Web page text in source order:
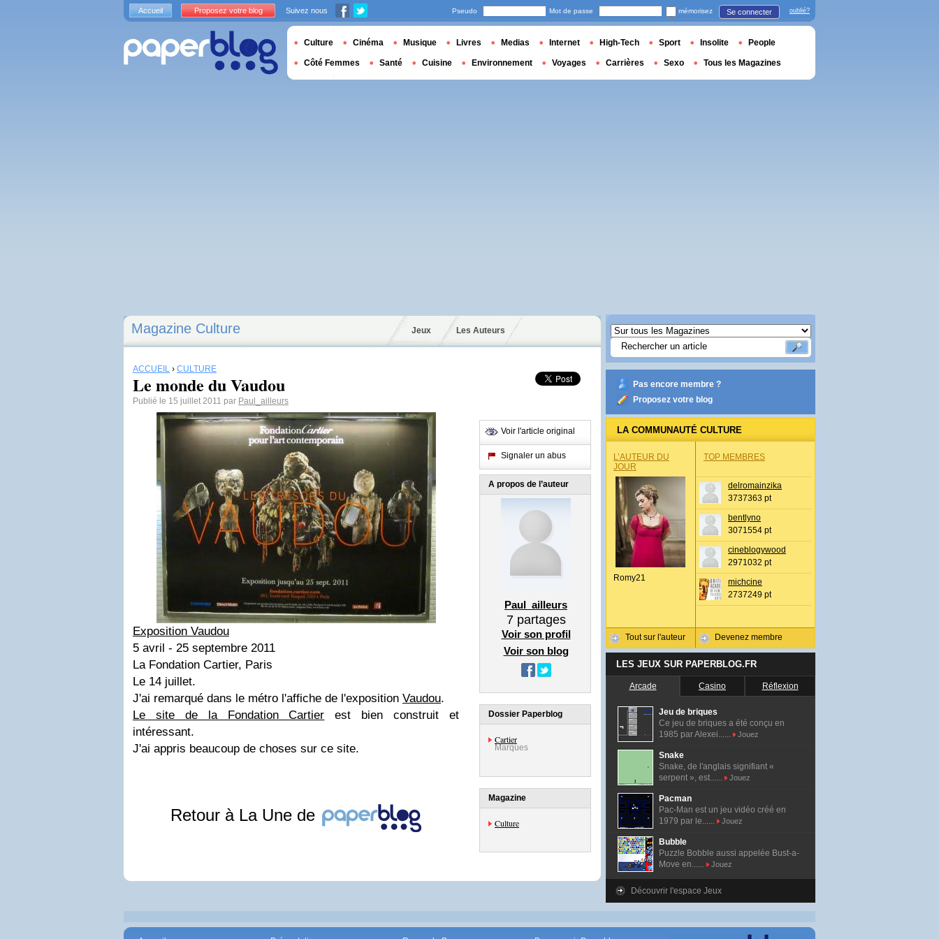
Magazine Culture Jeux Les Auteurs
ACCUEIL › CULTURE
Le monde du Vaudou
Publié le 15 juillet 2011 par Paul_ailleurs
Exposition Vaudou
5 avril - 25 septembre 2011
La Fondation Cartier, Paris
Le 14 juillet.
J'ai remarqué dans le métro l'affiche de l'exposition Vaudou.
Le site de la Fondation Cartier est bien construit et
intéressant.
J'ai appris beaucoup de choses sur ce site.
Retour à La Une de
Voir l'article original
Signaler un abus
A propos de l’auteur
Paul_ailleurs
7partages
Voir son profil
Voir son blog
Dossier Paperblog
Cartier
Marques
Magazine
Culture
Pas encore membre ?
Proposez votre blog
LA COMMUNAUTÉ CULTURE
L’AUTEUR DU
JOUR
Romy21
Tout sur l'auteur
TOP MEMBRES
delromainzika
3737363 pt
bentlyno
3071554 pt
cineblogywood
2971032 pt
michcine
2737249 pt
Devenez membre
LES JEUX SUR PAPERBLOG.FR
Arcade Casino Réflexion
Jeu de briques
Ce jeu de briques a été conçu en
1985 par Alexei......
Jouez
Snake
Snake, de l'anglais signifiant «
serpent », est......
Jouez
Pacman
Pac-Man est un jeu vidéo créé en
1979 par le......
Jouez
Bubble
Puzzle Bobble aussi appelée Bust-a-
Move en......
Jouez
Découvrir l'espace Jeux
Accueil Proposez votre blog Suivez nous Pseudo Mot de passe mémorisez Se connecter oublié?
Culture Cinéma Musique Livres Medias Internet High-Tech Sport Insolite People
Côté Femmes Santé Cuisine Environnement Voyages Carrières Sexo Tous les Magazines